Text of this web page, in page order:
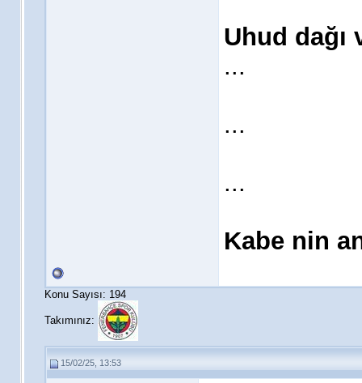
Uhud dağı
...
...
...
Kabe nin
Konu Sayısı: 194
Takımınız:
15/02/25, 13:53